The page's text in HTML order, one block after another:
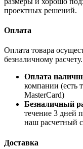
проектных решений.
Оплата
Оплата товара
безналичному расчету.
Оплата
компании (есть
MasterCard)
Безналичный
течение 3 дней
наш расчетный
Доставка